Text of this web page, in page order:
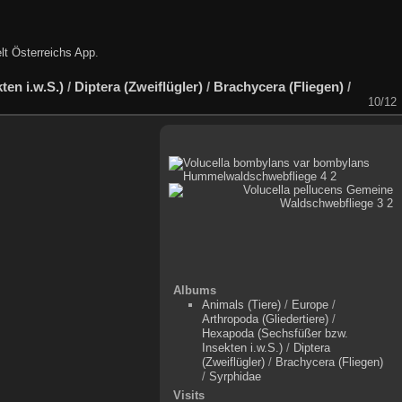
Österreichs App.
i.w.S.) / Diptera (Zweiflügler) / Brachycera (Fliegen) /
10/12
Albums
Animals (Tiere) / Europe /
Arthropoda (Gliedertiere) /
Hexapoda (Sechsfüßer bzw.
Insekten i.w.S.) / Diptera
(Zweiflügler) / Brachycera (Fliegen)
/Syrphidae
Visits